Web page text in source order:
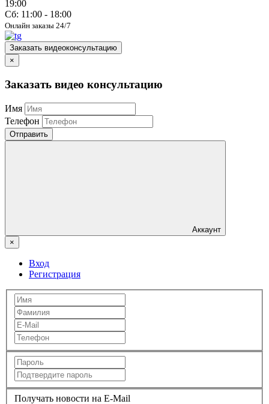
19:00
Сб: 11:00 - 18:00
Онлайн заказы 24/7
Заказать видеоконсультацию
×
Заказать видео консультацию
Имя
Телефон
Отправить
Аккаунт
×
Вход
Регистрация
Получать новости на E-Mail